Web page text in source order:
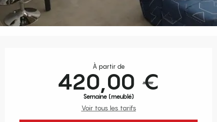
À partir de
420,00 €
Semaine (meublé)
Voir tous les tarifs